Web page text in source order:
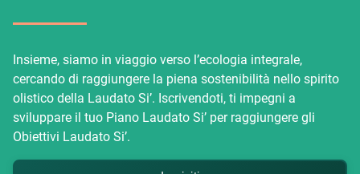
Insieme, siamo in viaggio verso l’ecologia integrale,
cercando di raggiungere la piena sostenibilità nello spirito
olistico della Laudato Si’. Iscrivendoti, ti impegni a
sviluppare il tuo Piano Laudato Si’ per raggiungere gli
Obiettivi Laudato Si’.